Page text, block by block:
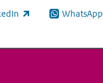
link) WhatsApp
(externe link)